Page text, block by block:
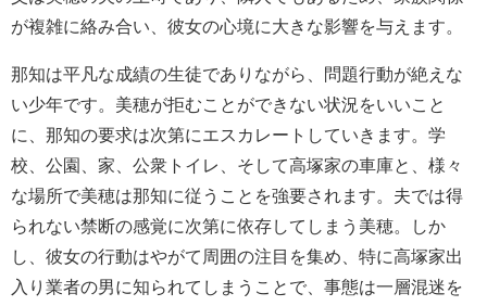
が複雑に絡み合い、彼女の心境に大きな影響を与えます。
那知は平凡な成績の生徒でありながら、問題行動が絶えな
い少年です。美穂が拒むことができない状況をいいこと
に、那知の要求は次第にエスカレートしていきます。学
校、公園、家、公衆トイレ、そして高塚家の車庫と、様々
な場所で美穂は那知に従うことを強要されます。夫では得
られない禁断の感覚に次第に依存してしまう美穂。しか
し、彼女の行動はやがて周囲の注目を集め、特に高塚家出
入り業者の男に知られてしまうことで、事態は一層混迷を